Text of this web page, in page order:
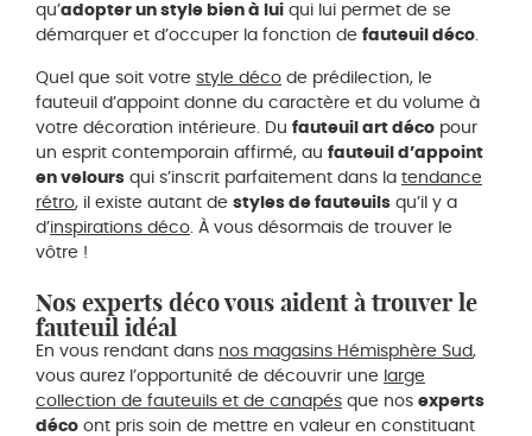
qu’adopter un style bien à lui qui lui permet de se
démarquer et d’occuper la fonction de fauteuil déco.
Quel que soit votre style déco de prédilection, le
fauteuil d’appoint donne du caractère et du volume à
votre décoration intérieure. Du fauteuil art déco pour
un esprit contemporain affirmé, au fauteuil d’appoint
en velours qui s’inscrit parfaitement dans la tendance
rétro, il existe autant de styles de fauteuils qu’il y a
d’inspirations déco . À vous désormais de trouver le
vôtre !
Nos experts déco vous aident à trouver le
fauteuil idéal
En vous rendant dans nos magasins Hémisphère Sud,
vous aurez l’opportunité de découvrir une large
collection de fauteuils et de canapés que nos experts
déco ont pris soin de mettre en valeur en constituant